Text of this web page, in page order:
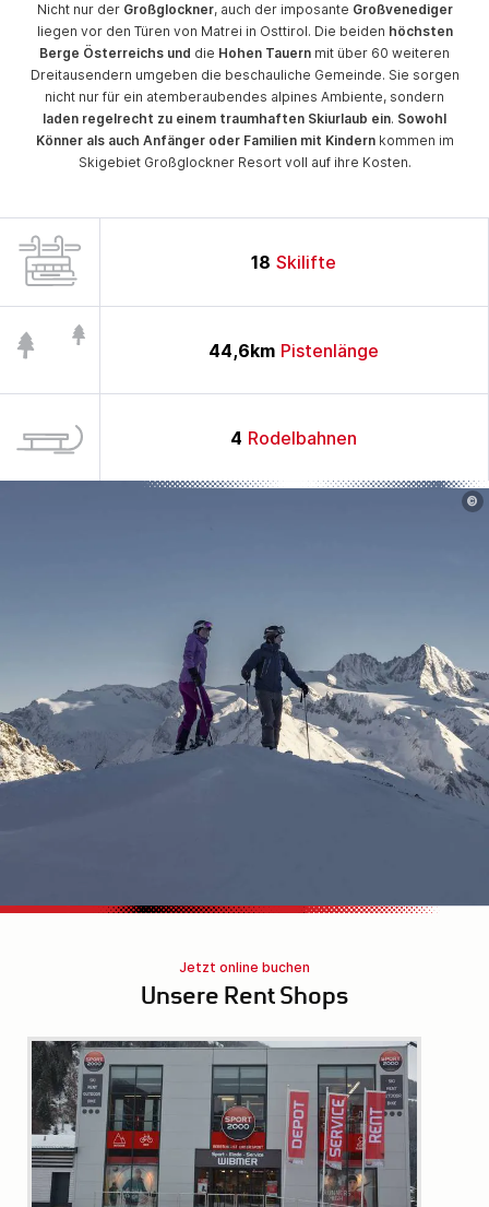
Nicht nur der Großglockner, auch der imposante Großvenediger
liegen vor den Türen von Matrei in Osttirol. Die beiden höchsten
Berge Österreichs und die Hohen Tauern mit über 60 weiteren
Dreitausendern umgeben die beschauliche Gemeinde. Sie sorgen
nicht nur für ein atemberaubendes alpines Ambiente, sondern
laden regelrecht zu einem traumhaften Skiurlaub ein. Sowohl
Könner als auch Anfänger oder Familien mit Kindernkommen im
Skigebiet Großglockner Resort voll auf ihre Kosten.
18 Skilifte
44,6km Pistenlänge
4 Rodelbahnen
©
Jetzt online buchen
Unsere Rent Shops